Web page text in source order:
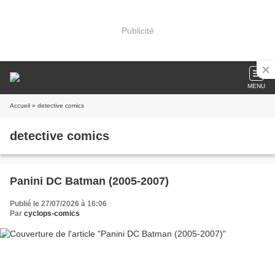
Publicité
MENU
Accueil » detective comics
detective comics
Panini DC Batman (2005-2007)
Publié le 27/07/2026 à 16:06
Par cyclops-comics